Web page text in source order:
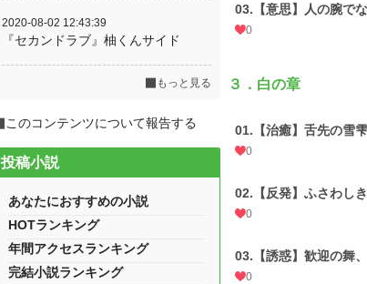
03.【意思】人の腕で
0
３．白の章
01.【治癒】舌先の雪
0
02.【反発】ふさわし
0
03.【誘惑】歓迎の舞
0
2020-08-02 12:43:39
『セカンドラブ』柚くんサイド
もっと見る
このコンテンツについて報告する
投稿小説
あなたにおすすめの小説
HOTランキング
年間アクセスランキング
完結小説ランキング